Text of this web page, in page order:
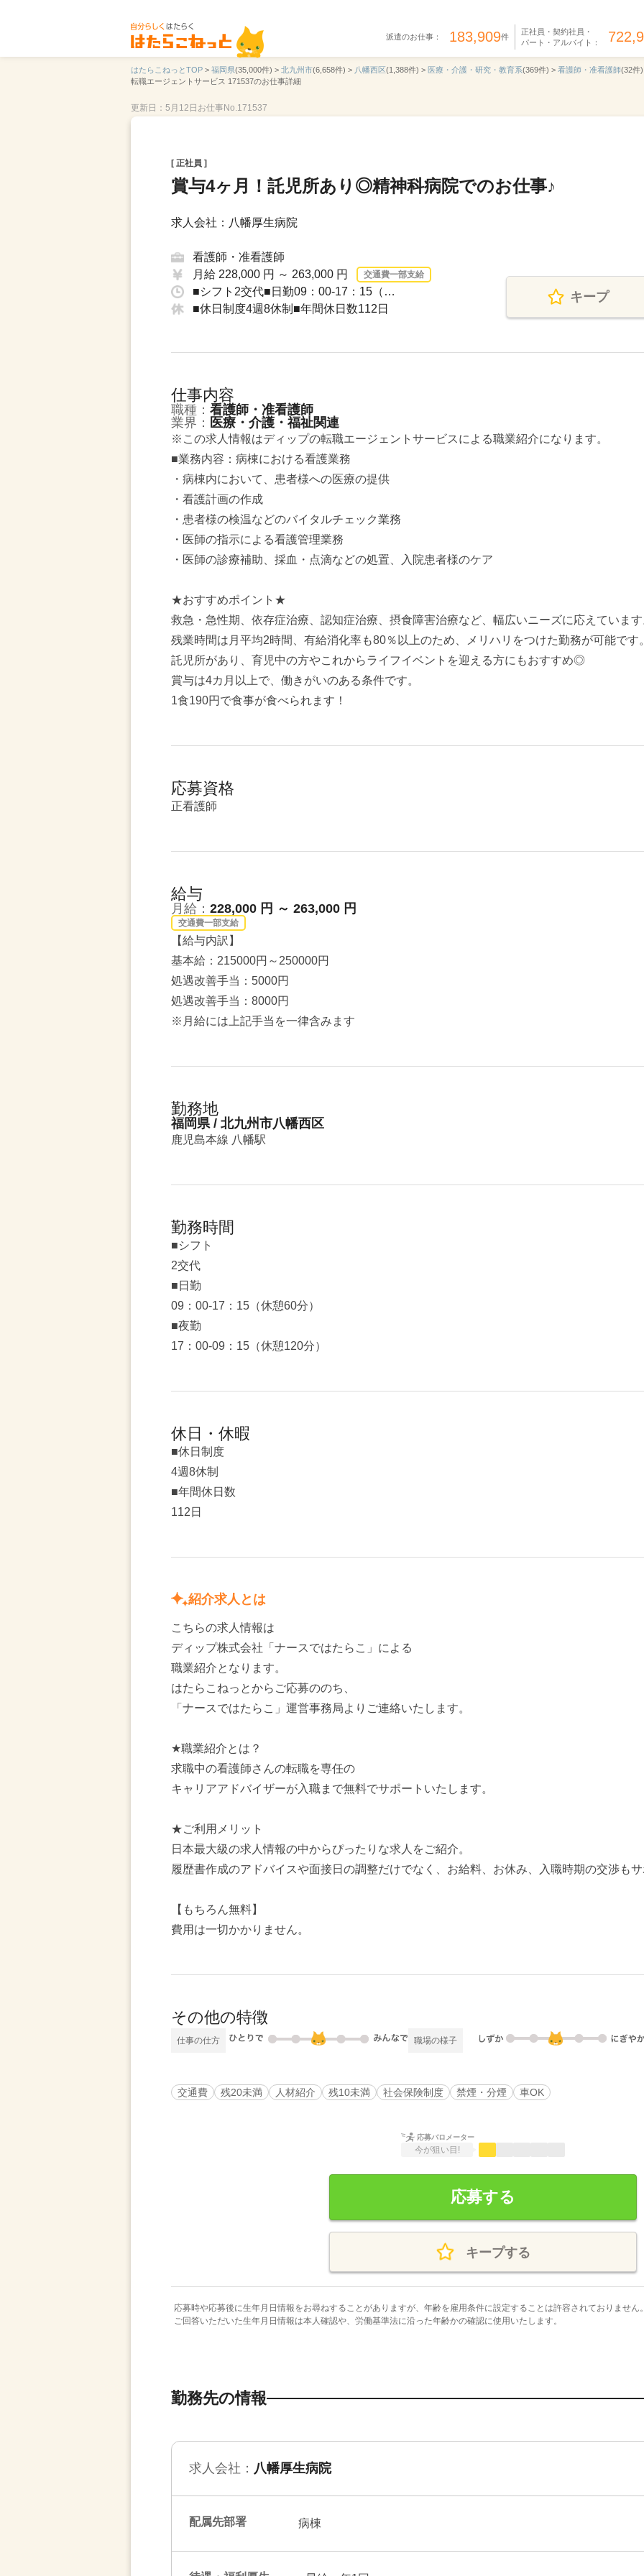
派遣のお仕事： 183,909件
正社員・契約社員・
パート・アルバイト：
はたらこねっとTOP > 福岡県(35,000件) > 北九州市(6,658件) > 八幡西区(1,388件) > 医療・介護・研究・教育系(369件) > 看護師・准看護師(32件
転職エージェントサービス 171537のお仕事詳細
更新日：5月12日 お仕事No.171537
[ 正社員 ]
賞与4ヶ月！託児所あり◎精神科病院でのお仕事♪
求人会社：八幡厚生病院
看護師・准看護師
月給 228,000 円 ～ 263,000 円
交通費一部支給
■シフト2交代■日勤09：00-17：15（…
■休日制度4週8休制■年間休日数112日
キープ
仕事内容
職種： 看護師・准看護師
業界： 医療・介護・福祉関連
※この求人情報はディップの転職エージェントサービスによる職業紹介になります。
■業務内容：病棟における看護業務
・病棟内において、患者様への医療の提供
・看護計画の作成
・患者様の検温などのバイタルチェック業務
・医師の指示による看護管理業務
・医師の診療補助、採血・点滴などの処置、入院患者様のケア
★おすすめポイント★
救急・急性期、依存症治療、認知症治療、摂食障害治療など、幅広いニーズに応えていま
残業時間は月平均2時間、有給消化率も80％以上のため、メリハリをつけた勤務が可能です
託児所があり、育児中の方やこれからライフイベントを迎える方にもおすすめ◎
賞与は4カ月以上で、働きがいのある条件です。
1食190円で食事が食べられます！
応募資格
正看護師
給与
月給： 228,000 円 ～ 263,000 円
交通費一部支給
【給与内訳】
基本給：215000円～250000円
処遇改善手当：5000円
処遇改善手当：8000円
※月給には上記手当を一律含みます
勤務地
福岡県 / 北九州市八幡西区
鹿児島本線 八幡駅
勤務時間
■シフト
2交代
■日勤
09：00-17：15（休憩60分）
■夜勤
17：00-09：15（休憩120分）
休日・休暇
■休日制度
4週8休制
■年間休日数
112日
紹介求人とは
こちらの求人情報は
ディップ株式会社「ナースではたらこ」による
職業紹介となります。
はたらこねっとからご応募ののち、
「ナースではたらこ」運営事務局よりご連絡いたします。
★職業紹介とは？
求職中の看護師さんの転職を専任の
キャリアアドバイザーが入職まで無料でサポートいたします。
★ご利用メリット
日本最大級の求人情報の中からぴったりな求人をご紹介。
履歴書作成のアドバイスや面接日の調整だけでなく、お給料、お休み、入職時期の交渉も
【もちろん無料】
費用は一切かかりません。
その他の特徴
仕事の仕方 職場の様子
交通費 残20未満 人材紹介 残10未満 社会保険制度 禁煙・分煙 車OK
応募バロメーター
今が狙い目!
応募する
キープする
応募時や応募後に生年月日情報をお尋ねすることがありますが、年齢を雇用条件に設定することは許容されておりません
ご回答いただいた生年月日情報は本人確認や、労働基準法に沿った年齢かの確認に使用いたします。
勤務先の情報
求人会社： 八幡厚生病院
配属先部署 病棟